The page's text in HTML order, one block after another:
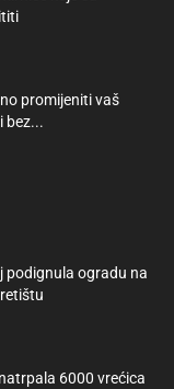
promijeniti vaš
bez...
podignula ogradu na
6000 vrećica